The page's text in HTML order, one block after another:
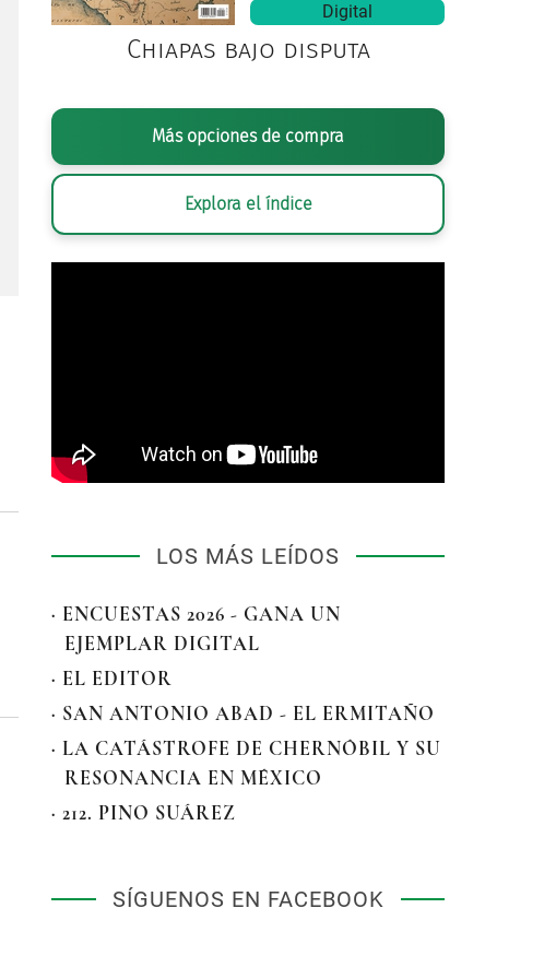
Digital
Chiapas bajo disputa
Más opciones de compra
Explora el índice
LOS MÁS LEÍDOS
· ENCUESTAS 2026 - GANA UN
EJEMPLAR DIGITAL
· EL EDITOR
· SAN ANTONIO ABAD - EL ERMITAÑO
· LA CATÁSTROFE DE CHERNÓBIL Y SU
RESONANCIA EN MÉXICO
· 212. PINO SUÁREZ
SÍGUENOS EN FACEBOOK